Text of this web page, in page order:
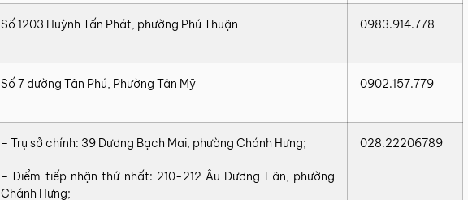
Số 1203 Huỳnh Tấn Phát, phường Phú Thuận 0983.914.778
Số 7 đường Tân Phú, Phường Tân Mỹ 0902.157.779
– Trụ sở chính: 39 Dương Bạch Mai, phường Chánh Hưng;
– Điểm tiếp nhận thứ nhất: 210-212 Âu Dương Lân, phường
Chánh Hưng;
028.22206789